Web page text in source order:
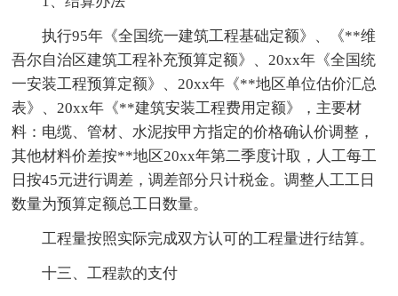
执行95年《全国统一建筑工程基础定额》、《**维
吾尔自治区建筑工程补充预算定额》、20xx年《全国统
一安装工程预算定额》、20xx年《**地区单位估价汇总
表》、20xx年《**建筑安装工程费用定额》，主要材
料：电缆、管材、水泥按甲方指定的价格确认价调整，
其他材料价差按**地区20xx年第二季度计取，人工每工
日按45元进行调差，调差部分只计税金。调整人工工日
数量为预算定额总工日数量。
工程量按照实际完成双方认可的工程量进行结算。
十三、工程款的支付